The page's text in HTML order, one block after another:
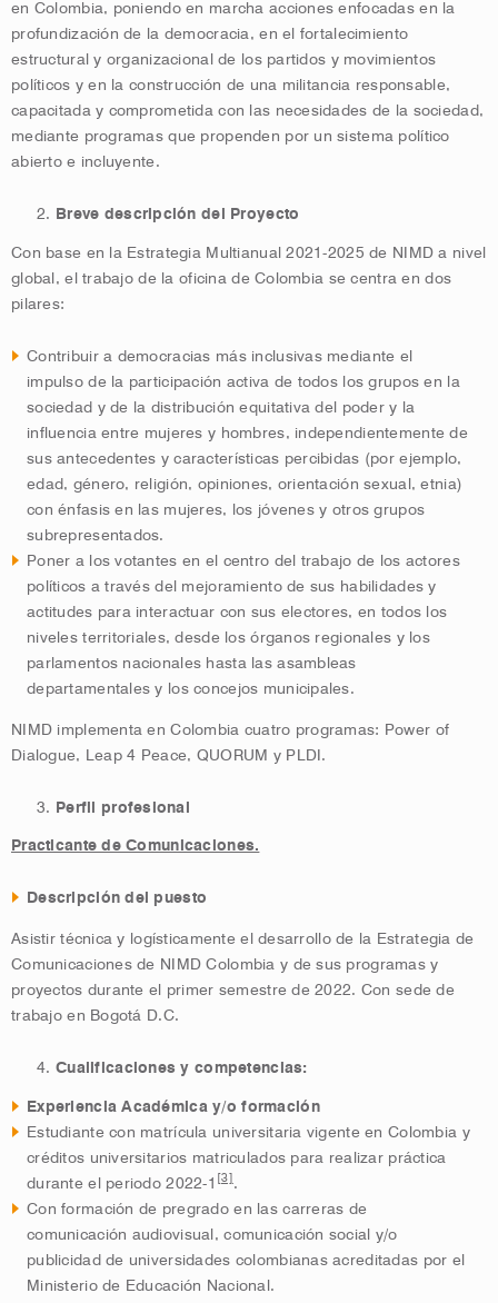
en Colombia, poniendo en marcha acciones enfocadas en la
profundización de la democracia, en el fortalecimiento
estructural y organizacional de los partidos y movimientos
políticos y en la construcción de una militancia responsable,
capacitada y comprometida con las necesidades de la sociedad,
mediante programas que propenden por un sistema político
abierto e incluyente.
Breve descripción del Proyecto
Con base en la Estrategia Multianual 2021-2025 de NIMD a nivel
global, el trabajo de la oficina de Colombia se centra en dos
pilares:
Contribuir a democracias más inclusivas mediante el
impulso de la participación activa de todos los grupos en la
sociedad y de la distribución equitativa del poder y la
influencia entre mujeres y hombres, independientemente de
sus antecedentes y características percibidas (por ejemplo,
edad, género, religión, opiniones, orientación sexual, etnia)
con énfasis en las mujeres, los jóvenes y otros grupos
subrepresentados.
Poner a los votantes en el centro del trabajo de los actores
políticos a través del mejoramiento de sus habilidades y
actitudes para interactuar con sus electores, en todos los
niveles territoriales, desde los órganos regionales y los
parlamentos nacionales hasta las asambleas
departamentales y los concejos municipales.
NIMD implementa en Colombia cuatro programas: Power of
Dialogue, Leap 4 Peace, QUORUM y PLDI.
Perfil profesional
Practicante de Comunicaciones.
Descripción del puesto
Asistir técnica y logísticamente el desarrollo de la Estrategia de
Comunicaciones de NIMD Colombia y de sus programas y
proyectos durante el primer semestre de 2022. Con sede de
trabajo en Bogotá D.C.
Cualificaciones y competencias:
Experiencia Académica y/o formación
Estudiante con matrícula universitaria vigente en Colombia y
créditos universitarios matriculados para realizar práctica
durante el periodo 2022-1
[3] .
Con formación de pregrado en las carreras de
comunicación audiovisual, comunicación social y/o
publicidad de universidades colombianas acreditadas por el
Ministerio de Educación Nacional.